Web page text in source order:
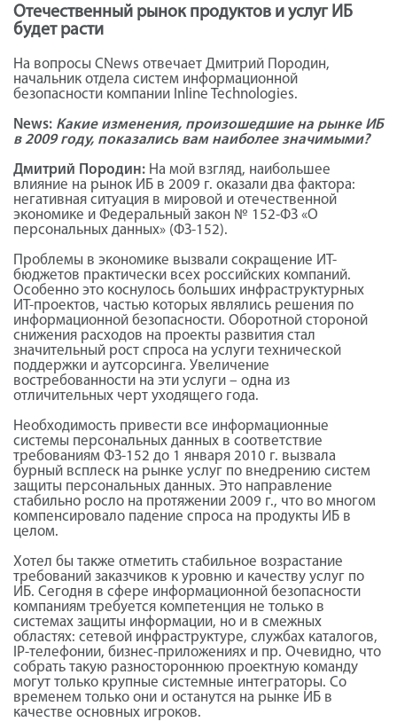
Отечественный рынок продуктов и услуг ИБ
будет расти
На вопросы CNews отвечает Дмитрий Породин,
начальник отдела систем информационной
безопасности компании Inline Technologies.
News: Какие изменения, произошедшие на рынке ИБ
в 2009 году, показались вам наиболее значимыми?
Дмитрий Породин: На мой взгляд, наибольшее
влияние на рынок ИБ в 2009 г. оказали два фактора:
негативная ситуация в мировой и отечественной
экономике и Федеральный закон № 152-ФЗ «О
персональных данных» (ФЗ-152).
Проблемы в экономике вызвали сокращение ИТ-
бюджетов практически всех российских компаний.
Особенно это коснулось больших инфраструктурных
ИТ-проектов, частью которых являлись решения по
информационной безопасности. Оборотной стороной
снижения расходов на проекты развития стал
значительный рост спроса на услуги технической
поддержки и аутсорсинга. Увеличение
востребованности на эти услуги – одна из
отличительных черт уходящего года.
Необходимость привести все информационные
системы персональных данных в соответствие
требованиям ФЗ-152 до 1 января 2010 г. вызвала
бурный всплеск на рынке услуг по внедрению систем
защиты персональных данных. Это направление
стабильно росло на протяжении 2009 г., что во многом
компенсировало падение спроса на продукты ИБ в
целом.
Хотел бы также отметить стабильное возрастание
требований заказчиков к уровню и качеству услуг по
ИБ. Сегодня в сфере информационной безопасности
компаниям требуется компетенция не только в
системах защиты информации, но и в смежных
областях: сетевой инфраструктуре, службах каталогов,
IP-телефонии, бизнес-приложениях и пр. Очевидно, что
собрать такую разностороннюю проектную команду
могут только крупные системные интеграторы. Со
временем только они и останутся на рынке ИБ в
качестве основных игроков.